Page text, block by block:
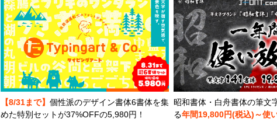
【8/31まで】 個性派のデザイン書体6書体を集
めた特別セットが37%OFFの5,980円！
昭和書体・白舟書体の筆文
る年間19,800円(税込)～使